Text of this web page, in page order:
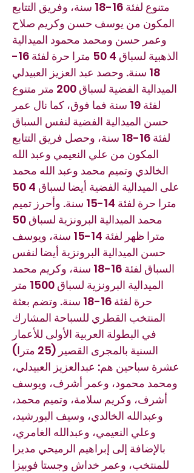
متنوع لفئة 16-18 سنة، وفريق التتابع
المكون من يوسف حسن وكريم صلاح
وعمر حسن ومحمد محمود الميدالية
الذهبية لسباق 4 50 مترا حرة لفئة 16-
18 سنة. وحصد عبد العزيز العبيدلي
الميدالية الفضية لسباق 200 متر متنوع
لفئة 19 سنة فما فوق، كما نال عمر
حسن الميدالية الفضية لنفس السباق
لفئة 16-18 سنة، وحصل فريق التتابع
المكون من علي النعيمي وعبد الله
الخالدي وتميم محمد وعبد الله محمد
على الميدالية الفضية أيضا لسباق 4 50
مترا حرة لفئة 14-15 سنة. وأحرز تميم
محمد الميدالية البرونزية لسباق 50
مترا ظهر لفئة 14-15 سنة، ويوسف
حسن الميدالية البرونزية أيضا لنفس
السباق لفئة 16-18 سنة، وكريم محمد
الميدالية البرونزية لسباق 1500 متر
حرة لفئة 16-18 سنة. وتضم بعثة
المنتخب القطري للسباحة المشارك
في البطولة العربية الأولى للأعمار
السنية بالمجرى القصير (25 مترا)
عشرة سباحين هم: عبدالعزيز العبيدلي،
ومحمد محمود، وعمر أشرف، ويوسف
أشرف، وكريم سلامة، وتميم محمد،
وعبدالله الخالدي، وسيف البورشيد،
وعلي النعيمي، وعبدالله الغامري،
بالإضافة إلى إبراهيم الرميحي مديرا
للمنتخب، وعمر خداش وجستا فوبيزا